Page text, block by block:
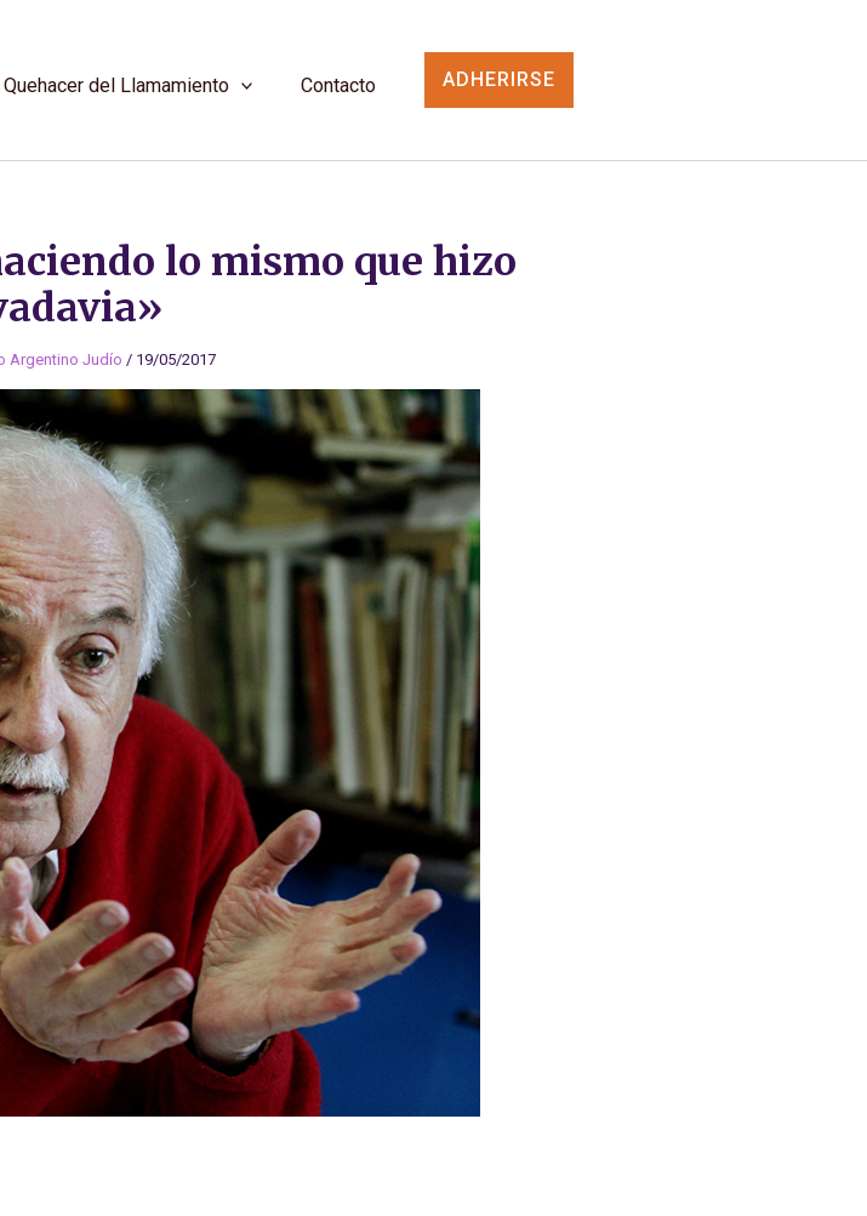
Quehacer del Llamamiento Contacto ADHERIRSE
lo mismo que hizo
Argentino Judío / 19/05/2017